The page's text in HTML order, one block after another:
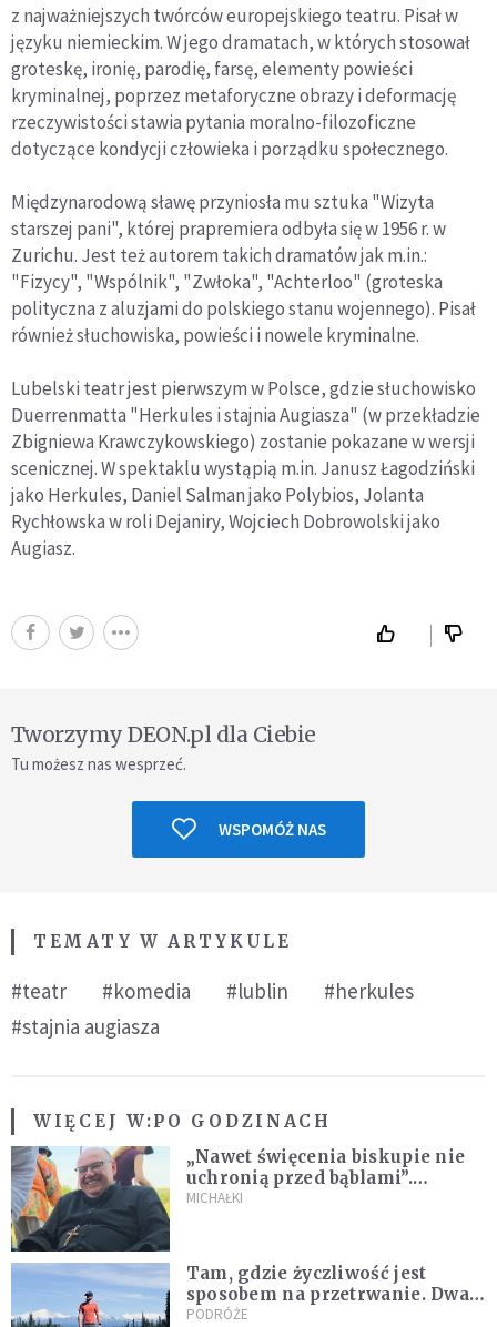
z najważniejszych twórców europejskiego teatru. Pisał w
języku niemieckim. W jego dramatach, w których stosował
groteskę, ironię, parodię, farsę, elementy powieści
kryminalnej, poprzez metaforyczne obrazy i deformację
rzeczywistości stawia pytania moralno-filozoficzne
dotyczące kondycji człowieka i porządku społecznego.
Międzynarodową sławę przyniosła mu sztuka "Wizyta
starszej pani", której prapremiera odbyła się w 1956 r. w
Zurichu. Jest też autorem takich dramatów jak m.in.:
"Fizycy", "Wspólnik", "Zwłoka", "Achterloo" (groteska
polityczna z aluzjami do polskiego stanu wojennego). Pisał
również słuchowiska, powieści i nowele kryminalne.
Lubelski teatr jest pierwszym w Polsce, gdzie słuchowisko
Duerrenmatta "Herkules i stajnia Augiasza" (w przekładzie
Zbigniewa Krawczykowskiego) zostanie pokazane w wersji
scenicznej. W spektaklu wystąpią m.in. Janusz Łagodziński
jako Herkules, Daniel Salman jako Polybios, Jolanta
Rychłowska w roli Dejaniry, Wojciech Dobrowolski jako
Augiasz.
Tworzymy DEON.pl dla Ciebie
Tu możesz nas wesprzeć.
WSPOMÓŻ NAS
TEMATY W ARTYKULE
#teatr #komedia #lublin
#herkules
#stajnia augiasza
WIĘCEJ W:PO GODZINACH
„Nawet święcenia biskupie nie
uchronią przed bąblami”.
Archidiecezja pokazała
MICHAŁKI
Tam, gdzie życzliwość jest
sposobem na przetrwanie. Dwa
tygodnie na Alasce [REPORTAŻ]
PODRÓŻE